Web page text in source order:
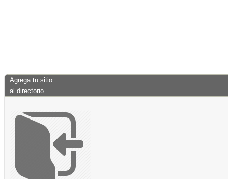
Agrega tu sitio
al directorio